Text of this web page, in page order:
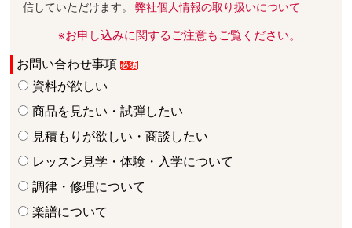
信していただけます。弊社個人情報の取り扱いについて
※お申し込みに関するご注意もご覧ください。
お問い合わせ事項
資料が欲しい
商品を見たい・試弾したい
見積もりが欲しい・商談したい
レッスン見学・体験・入学について
調律・修理について
楽譜について